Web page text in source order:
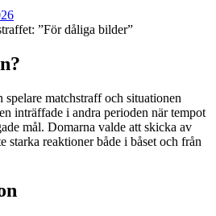
matchstraff och situationen
inträffade i andra perioden när tempot
mål. Domarna valde att skicka av
starka reaktioner både i båset och från